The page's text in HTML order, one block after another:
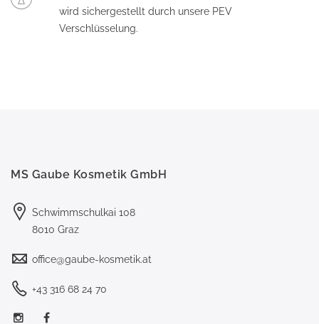
wird sichergestellt durch unsere PEV
Verschlüsselung.
MS Gaube Kosmetik GmbH
Schwimmschulkai 108
8010 Graz
office@gaube-kosmetik.at
+43 316 68 24 70